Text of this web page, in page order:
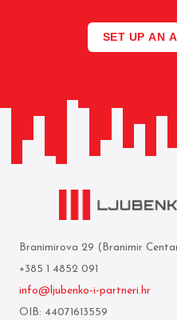
SET UP AN
Branimirova 29 (Branimir
+385 1 4852 091
info@ljubenko-i-partneri.hr
OIB: 44071613559